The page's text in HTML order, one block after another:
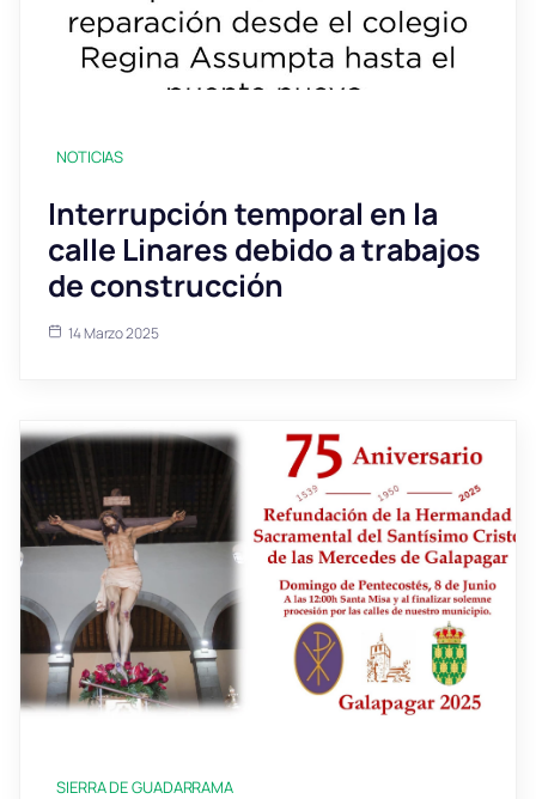
NOTICIAS
Interrupción temporal en la
calle Linares debido a trabajos
de construcción
14 Marzo 2025
SIERRA DE GUADARRAMA